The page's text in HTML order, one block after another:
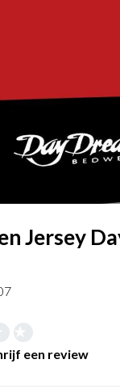
Jersey
een review